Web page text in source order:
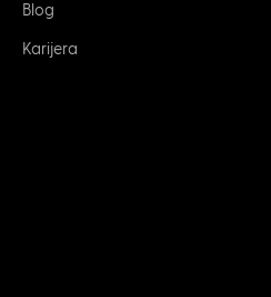
Blog
Karijera